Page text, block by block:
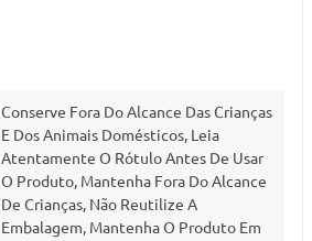
Conserve Fora Do Alcance Das Crianças
E Dos Animais Domésticos, Leia
Atentamente O Rótulo Antes De Usar
O Produto, Mantenha Fora Do Alcance
De Crianças, Não Reutilize A
Embalagem, Mantenha O Produto Em